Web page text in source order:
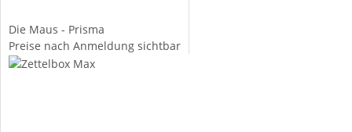
Die Maus - Prisma
Preise nach Anmeldung sichtbar